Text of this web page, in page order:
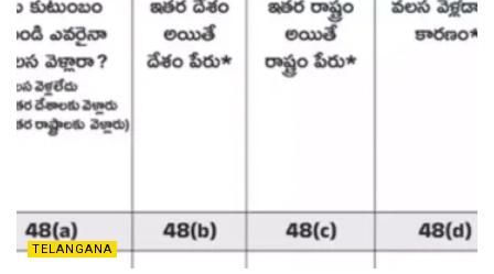
TELANGANA